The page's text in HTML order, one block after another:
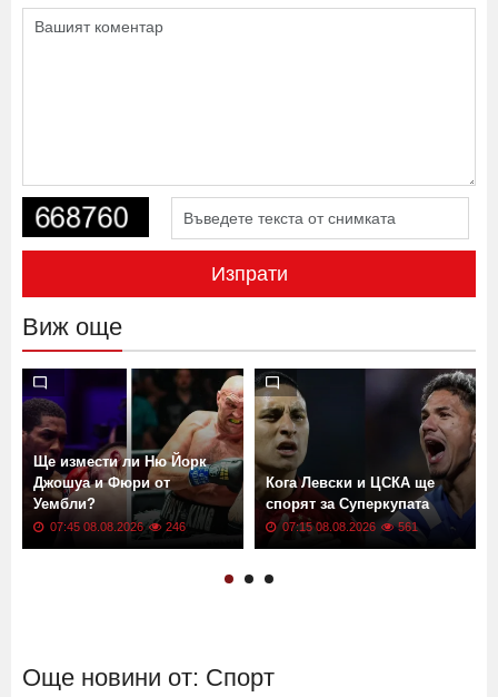
Изпрати
Виж още
Ще измести ли Ню Йорк
Джошуа и Фюри от
Уембли?
07:45 08.08.2026 246
Кога Левски и ЦСКА ще
спорят за Суперкупата
07:15 08.08.2026 561
Още новини от: Спорт